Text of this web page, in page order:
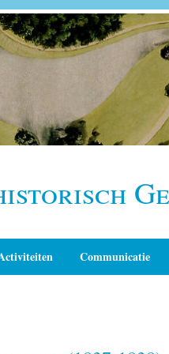
Communicatie